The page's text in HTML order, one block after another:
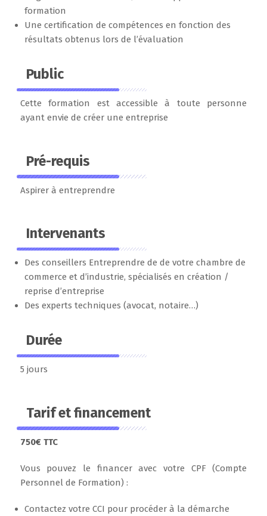
formation
Une certification de compétences en fonction des
résultats obtenus lors de l’évaluation
Public
Cette formation est accessible à toute personne
ayant envie de créer une entreprise
Pré-requis
Aspirer à entreprendre
Intervenants
Des conseillers Entreprendre de de votre chambre de
commerce et d’industrie, spécialisés en création /
reprise d’entreprise
Des experts techniques (avocat, notaire…)
Durée
5 jours
Tarif et financement
750€ TTC
Vous pouvez le financer avec votre CPF (Compte
Personnel de Formation) :
Contactez votre CCI pour procéder à la démarche